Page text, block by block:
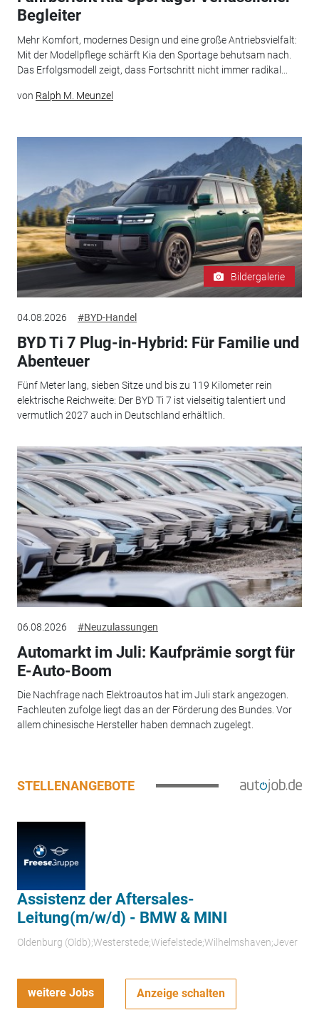
Begleiter
Mehr Komfort, modernes Design und eine große Antriebsvielfalt:
Mit der Modellpflege schärft Kia den Sportage behutsam nach.
Das Erfolgsmodell zeigt, dass Fortschritt nicht immer radikal...
von Ralph M. Meunzel
Bildergalerie
04.08.2026 #BYD-Handel
BYD Ti 7 Plug-in-Hybrid: Für Familie und
Abenteuer
Fünf Meter lang, sieben Sitze und bis zu 119 Kilometer rein
elektrische Reichweite: Der BYD Ti 7 ist vielseitig talentiert und
vermutlich 2027 auch in Deutschland erhältlich.
06.08.2026 #Neuzulassungen
Automarkt im Juli: Kaufprämie sorgt für
E-Auto-Boom
Die Nachfrage nach Elektroautos hat im Juli stark angezogen.
Fachleuten zufolge liegt das an der Förderung des Bundes. Vor
allem chinesische Hersteller haben demnach zugelegt.
STELLENANGEBOTE
Assistenz der Aftersales-
Leitung(m/w/d) - BMW & MINI
Oldenburg (Oldb);Westerstede;Wiefelstede;Wilhelmshaven;Jever
weitere Jobs Anzeige schalten